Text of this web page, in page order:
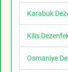
Karabük
Kilis
Osmaniye